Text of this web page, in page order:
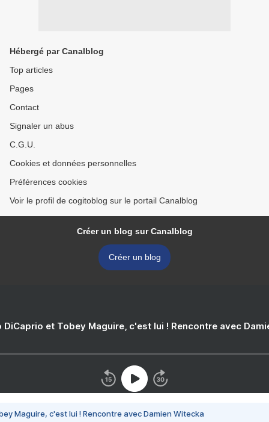
Hébergé par Canalblog
Top articles
Pages
Contact
Signaler un abus
C.G.U.
Cookies et données personnelles
Préférences cookies
Voir le profil de cogitoblog sur le portail Canalblog
Créer un blog sur Canalblog
Créer un blog
DiCaprio et Tobey Maguire, c'est lui ! Rencontre avec
Maguire, c'est lui ! Rencontre avec Damien Witecka